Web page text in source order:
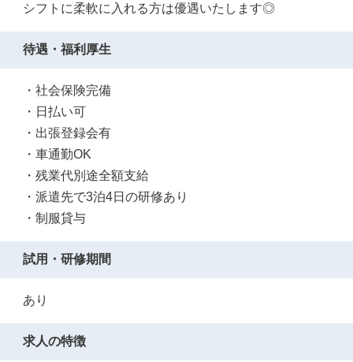
シフトに柔軟に入れる方は優遇いたします◎
待遇・福利厚生
・社会保険完備
・日払い可
・出張登録会有
・車通勤OK
・残業代別途全額支給
・派遣先で3泊4日の研修あり
・制服貸与
試用・研修期間
あり
求人の特徴